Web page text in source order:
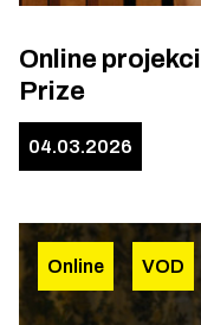
Online
Prize
04.03.2026
Online VOD